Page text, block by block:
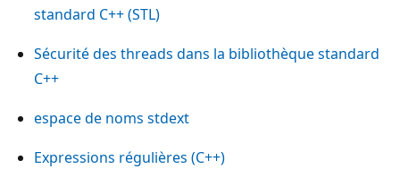
standard C++ (STL)
Sécurité des threads dans la bibliothèque standard
C++
espace de noms stdext
Expressions régulières (C++)